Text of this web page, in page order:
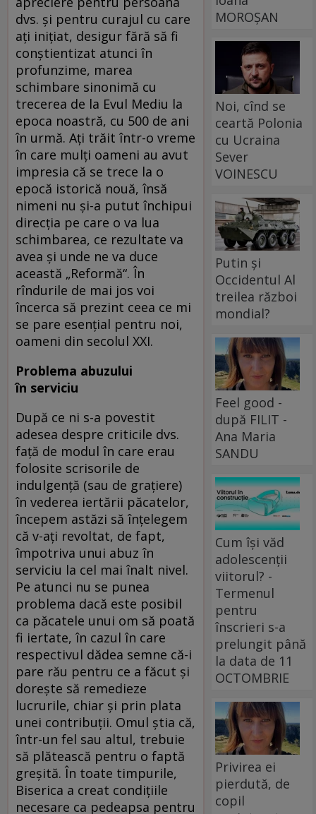
dvs. și pentru curajul cu care
ați inițiat, desigur fără să fi
conștientizat atunci în
profunzime, marea
schimbare sinonimă cu
trecerea de la Evul Mediu la
epoca noastră, cu 500 de ani
în urmă. Ați trăit într-o vreme
în care mulți oameni au avut
impresia că se trece la o
epocă istorică nouă, însă
nimeni nu și-a putut închipui
direcția pe care o va lua
schimbarea, ce rezultate va
avea și unde ne va duce
această „Reformă“. În
rîndurile de mai jos voi
încerca să prezint ceea ce mi
se pare esențial pentru noi,
oameni din secolul XXI.
Problema abuzului
în serviciu
După ce ni s-a povestit
adesea despre criticile dvs.
față de modul în care erau
folosite scrisorile de
indulgență (sau de grațiere)
în vederea iertării păcatelor,
începem astăzi să înțelegem
că v-ați revoltat, de fapt,
împotriva unui abuz în
serviciu la cel mai înalt nivel.
Pe atunci nu se punea
problema dacă este posibil
ca păcatele unui om să poată
fi iertate, în cazul în care
respectivul dădea semne că-i
pare rău pentru ce a făcut și
dorește să remedieze
lucrurile, chiar și prin plata
unei contribuții. Omul știa că,
într-un fel sau altul, trebuie
să plătească pentru o faptă
greșită. În toate timpurile,
Biserica a creat condițiile
necesare ca pedeapsa pentru
MOROȘAN
Noi, cînd se
ceartă Polonia
cu Ucraina
Sever
VOINESCU
Putin și
Occidentul Al
treilea război
mondial?
Feel good -
după FILIT -
Ana Maria
SANDU
Cum își văd
adolescenții
viitorul? -
Termenul
pentru
înscrieri s-a
prelungit până
la data de 11
OCTOMBRIE
Privirea ei
pierdută, de
copil